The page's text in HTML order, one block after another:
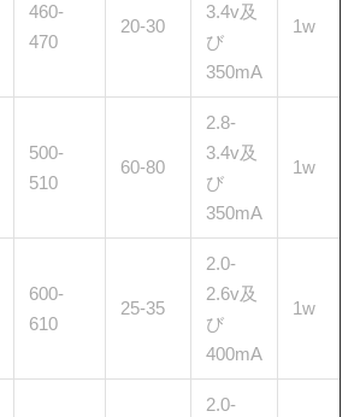
460-
470
20-30
3.4v及
び
350mA
1w
500-
510
60-80
2.8-
3.4v及
び
350mA
1w
600-
610
25-35
2.0-
2.6v及
び
400mA
1w
2.0-